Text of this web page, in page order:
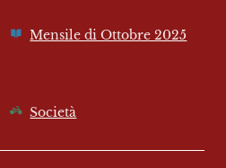
Mensile di Ottobre 2025
Società